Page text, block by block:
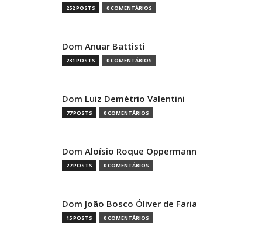
252 POSTS 0 COMENTÁRIOS
Dom Anuar Battisti
231 POSTS 0 COMENTÁRIOS
Dom Luiz Demétrio Valentini
77 POSTS 0 COMENTÁRIOS
Dom Aloísio Roque Oppermann
27 POSTS 0 COMENTÁRIOS
Dom João Bosco Óliver de Faria
15 POSTS 0 COMENTÁRIOS